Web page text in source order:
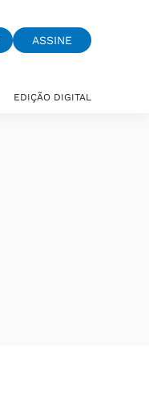
ASSINE
EDIÇÃO DIGITAL